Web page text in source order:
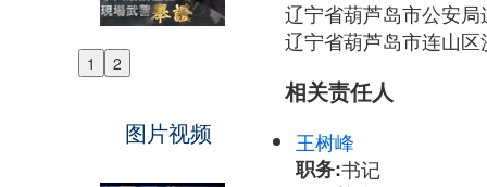
1 2
Previous
图片视频
辽宁省葫芦岛市公安
辽宁省葫芦岛市连
相关责任人
王树峰
职务:书记